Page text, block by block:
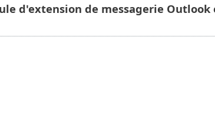
d'extension de messagerie